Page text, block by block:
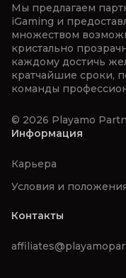
Мы предлагаем
iGaming и
множеством
кристально
каждому достичь
кратчайшие сроки,
команды
© 2026 Playamo
Информация
Карьера
Условия и
Контакты